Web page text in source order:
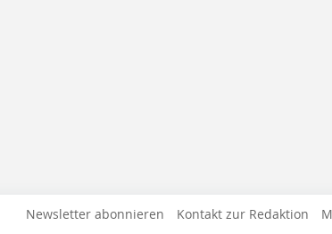
Newsletter abonnieren Kontakt zur Redaktion